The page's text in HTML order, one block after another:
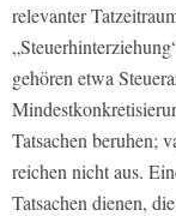
relevanter
gehören etwa
Tatsachen beruhen;
reichen nicht aus.
Tatsachen dienen,